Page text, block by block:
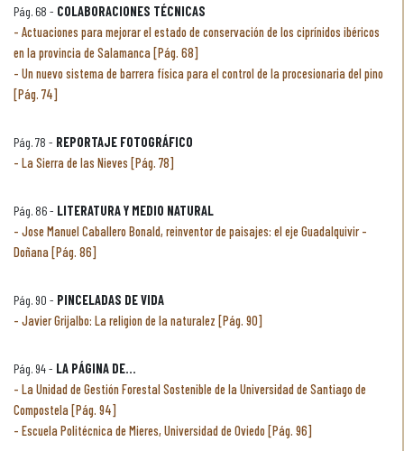
Pág. 68 - COLABORACIONES TÉCNICAS
Actuaciones para mejorar el estado de conservación de los ciprínidos ibéricos
en la provincia de Salamanca [Pág. 68]
Un nuevo sistema de barrera física para el control de la procesionaria del pino
[Pág. 74]
Pág. 78 - REPORTAJE FOTOGRÁFICO
La Sierra de las Nieves [Pág. 78]
Pág. 86 - LITERATURA Y MEDIO NATURAL
Jose Manuel Caballero Bonald, reinventor de paisajes: el eje Guadalquivir -
Doñana [Pág. 86]
Pág. 90 - PINCELADAS DE VIDA
Javier Grijalbo: La religion de la naturalez [Pág. 90]
Pág. 94 - LA PÁGINA DE...
La Unidad de Gestión Forestal Sostenible de la Universidad de Santiago de
Compostela [Pág. 94]
Escuela Politécnica de Mieres, Universidad de Oviedo [Pág. 96]